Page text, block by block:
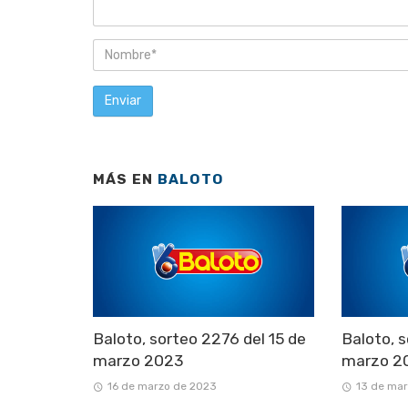
MÁS EN BALOTO
Baloto, sorteo 2276 del 15 de
marzo 2023
16 de marzo de 2023
Baloto,
marzo
13 de